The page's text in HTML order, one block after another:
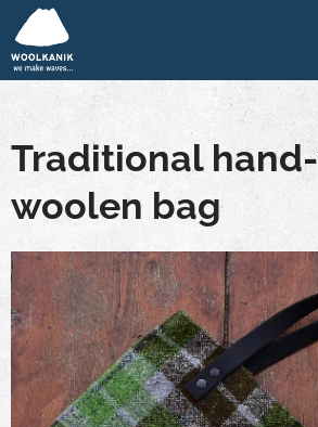
Traditional
woolen bag